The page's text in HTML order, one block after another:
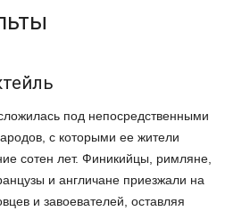
под непосредственными
с которыми ее жители
сотен лет. Финикийцы, римляне,
и англичане приезжали на
и завоевателей, оставляя